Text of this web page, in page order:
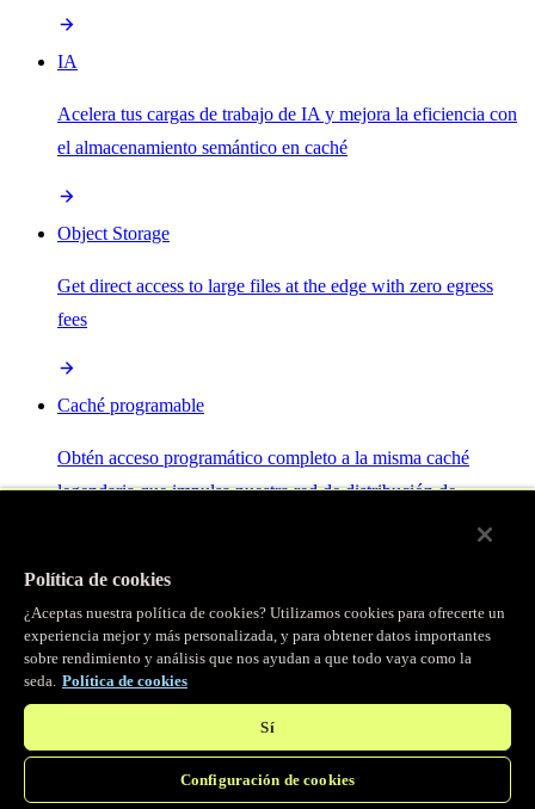
IA
Acelera tus cargas de trabajo de IA y mejora la eficiencia con
el almacenamiento semántico en caché
Object Storage
Get direct access to large files at the edge with zero egress
fees
Caché programable
Obtén acceso programático completo a la misma caché
legendaria que impulsa nuestra red de distribución de
Servidor MCP
Control por IA para tus servicios Fastly.
Política de cookies
¿Aceptas nuestra política de cookies? Utilizamos cookies para ofrecerte un
experiencia mejor y más personalizada, y para obtener datos importantes
sobre rendimiento y análisis que nos ayudan a que todo vaya como la
seda. Política de cookies
Sí
Configuración de cookies